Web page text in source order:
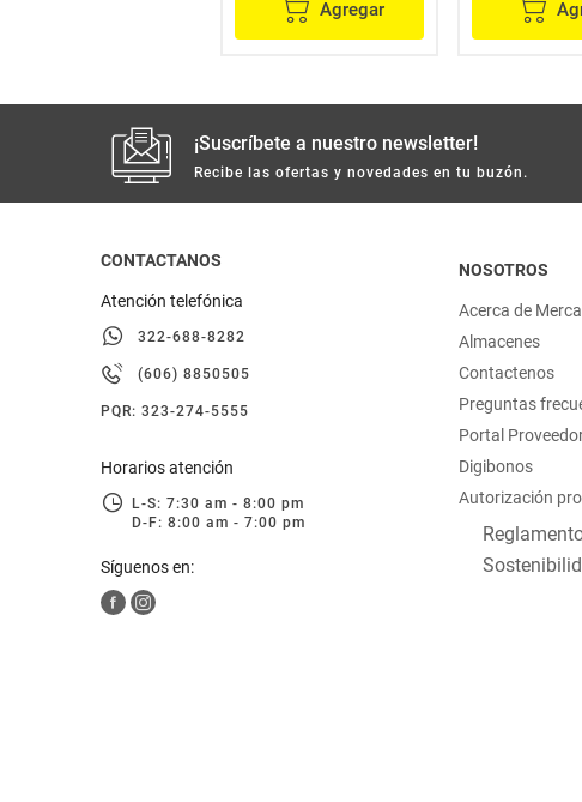
Agregar
¡Suscríbete a nuestro newsletter!
Recibe las ofertas y novedades en tu buzón.
CONTACTANOS
Atención telefónica
322-688-8282
(606) 8850505
PQR: 323-274-5555
Horarios atención
L-S: 7:30 am - 8:00 pm
D-F: 8:00 am - 7:00 pm
Síguenos en:
NOSOTROS
Acerca de
Almacenes
Contactenos
Preguntas
Portal
Digibonos
Autorización